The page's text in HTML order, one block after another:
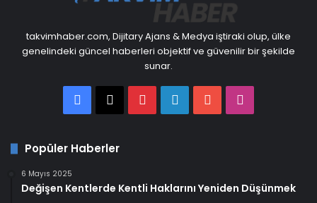
takvimhaber.com, Dijitary Ajans & Medya iştiraki olup, ülke
genelindeki güncel haberleri objektif ve güvenilir bir şekilde
sunar.
Facebook
X PinterestLinkedInYouTube
Popüler Haberler
6 Mayıs 2025
Değişen Kentlerde Kentli Haklarını Yeniden Düşünmek